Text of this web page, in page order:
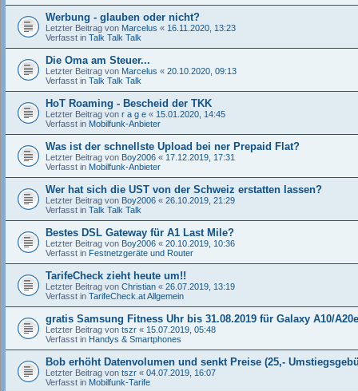
Werbung - glauben oder nicht?
Letzter Beitrag von Marcelus « 16.11.2020, 13:23
Verfasst in Talk Talk Talk
Die Oma am Steuer...
Letzter Beitrag von Marcelus « 20.10.2020, 09:13
Verfasst in Talk Talk Talk
HoT Roaming - Bescheid der TKK
Letzter Beitrag von r a g e « 15.01.2020, 14:45
Verfasst in Mobilfunk-Anbieter
Was ist der schnellste Upload bei ner Prepaid Flat?
Letzter Beitrag von Boy2006 « 17.12.2019, 17:31
Verfasst in Mobilfunk-Anbieter
Wer hat sich die UST von der Schweiz erstatten lassen?
Letzter Beitrag von Boy2006 « 26.10.2019, 21:29
Verfasst in Talk Talk Talk
Bestes DSL Gateway für A1 Last Mile?
Letzter Beitrag von Boy2006 « 20.10.2019, 10:36
Verfasst in Festnetzgeräte und Router
TarifeCheck zieht heute um!!
Letzter Beitrag von Christian « 26.07.2019, 13:19
Verfasst in TarifeCheck.at Allgemein
gratis Samsung Fitness Uhr bis 31.08.2019 für Galaxy A10/
Letzter Beitrag von tszr « 15.07.2019, 05:48
Verfasst in Handys & Smartphones
Bob erhöht Datenvolumen und senkt Preise (25,-
Letzter Beitrag von tszr « 04.07.2019, 16:07
Verfasst in Mobilfunk-Tarife